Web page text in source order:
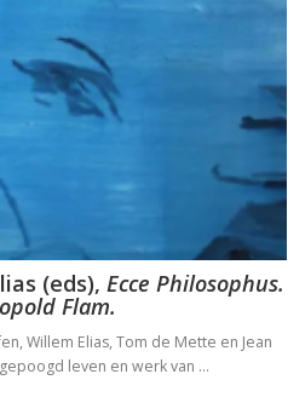
(eds), Ecce Philosophus.
Flam.
Willem Elias, Tom de Mette en Jean
leven en werk van …